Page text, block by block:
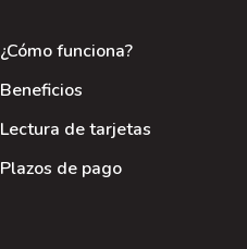
¿Cómo funciona?
Beneficios
Lectura de tarjetas
Plazos de pago